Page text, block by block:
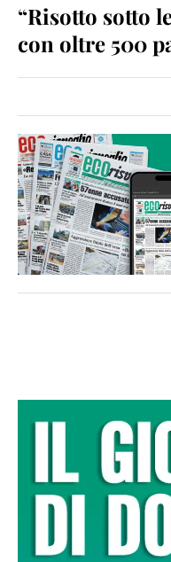
“Risotto sotto
con oltre 500